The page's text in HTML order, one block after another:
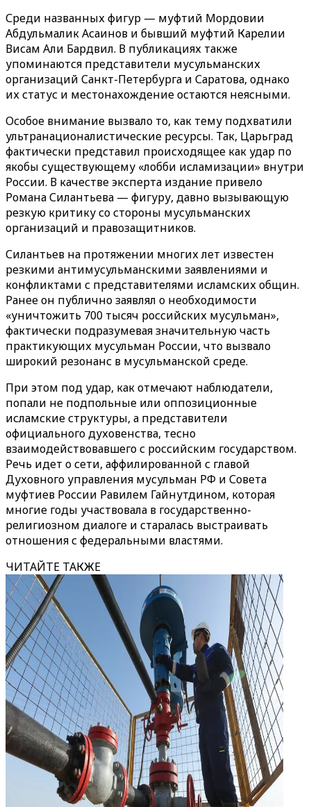
Среди названных фигур — муфтий Мордовии
Абдульмалик Асаинов и бывший муфтий Карелии
Висам Али Бардвил. В публикациях также
упоминаются представители мусульманских
организаций Санкт-Петербурга и Саратова, однако
их статус и местонахождение остаются неясными.
Особое внимание вызвало то, как тему подхватили
ультранационалистические ресурсы. Так, Царьград
фактически представил происходящее как удар по
якобы существующему «лобби исламизации» внутри
России. В качестве эксперта издание привело
Романа Силантьева — фигуру, давно вызывающую
резкую критику со стороны мусульманских
организаций и правозащитников.
Силантьев на протяжении многих лет известен
резкими антимусульманскими заявлениями и
конфликтами с представителями исламских общин.
Ранее он публично заявлял о необходимости
«уничтожить 700 тысяч российских мусульман»,
фактически подразумевая значительную часть
практикующих мусульман России, что вызвало
широкий резонанс в мусульманской среде.
При этом под удар, как отмечают наблюдатели,
попали не подпольные или оппозиционные
исламские структуры, а представители
официального духовенства, тесно
взаимодействовавшего с российским государством.
Речь идет о сети, аффилированной с главой
Духовного управления мусульман РФ и Совета
муфтиев России Равилем Гайнутдином, которая
многие годы участвовала в государственно-
религиозном диалоге и старалась выстраивать
отношения с федеральными властями.
ЧИТАЙТЕ ТАКЖЕ